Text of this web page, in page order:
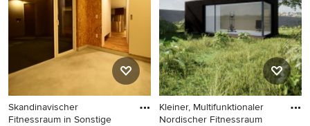
Skandinavischer
Fitnessraum in Sonstige
Kleiner, Multifunktionaler
Nordischer Fitnessraum